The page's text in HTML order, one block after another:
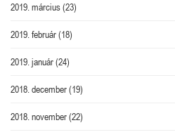
2019. március(23)
2019. február(18)
2019. január(24)
2018. december(19)
2018. november(22)